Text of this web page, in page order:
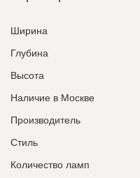
Ширина
Глубина
Высота
Наличие в Москве
Производитель
Стиль
Количество ламп